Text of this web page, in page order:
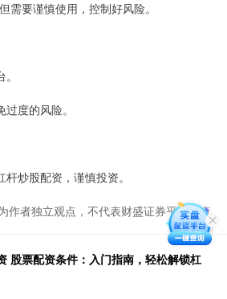
需要谨慎使用，控制好风险。
度的风险。
炒股配资，谨慎投资。
作者独立观点，不代表财盛证券平台观点
股票配资条件：入门指南，轻松解锁杠